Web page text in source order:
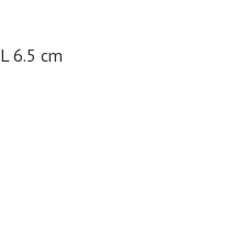
L 6.5 cm